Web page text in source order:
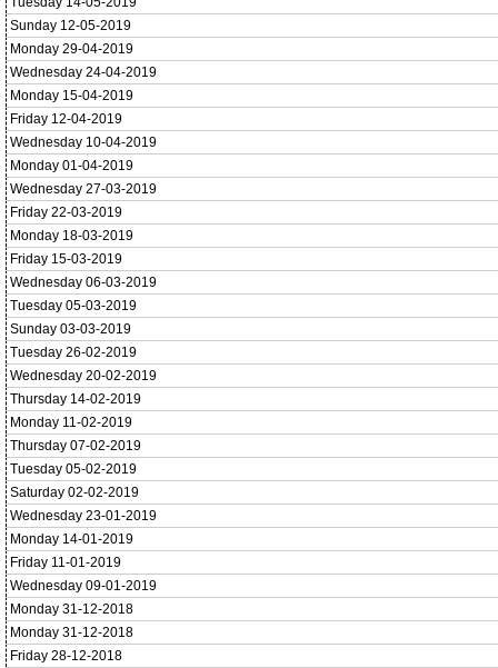
Sunday 12-05-2019
Monday 29-04-2019
Wednesday 24-04-2019
Monday 15-04-2019
Friday 12-04-2019
Wednesday 10-04-2019
Monday 01-04-2019
Wednesday 27-03-2019
Friday 22-03-2019
Monday 18-03-2019
Friday 15-03-2019
Wednesday 06-03-2019
Tuesday 05-03-2019
Sunday 03-03-2019
Tuesday 26-02-2019
Wednesday 20-02-2019
Thursday 14-02-2019
Monday 11-02-2019
Thursday 07-02-2019
Tuesday 05-02-2019
Saturday 02-02-2019
Wednesday 23-01-2019
Monday 14-01-2019
Friday 11-01-2019
Wednesday 09-01-2019
Monday 31-12-2018
Monday 31-12-2018
Friday 28-12-2018